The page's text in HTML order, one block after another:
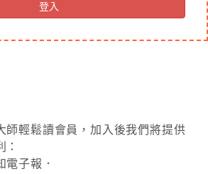
登入
師輕鬆讀會員，加入後我們將提供
電子報．